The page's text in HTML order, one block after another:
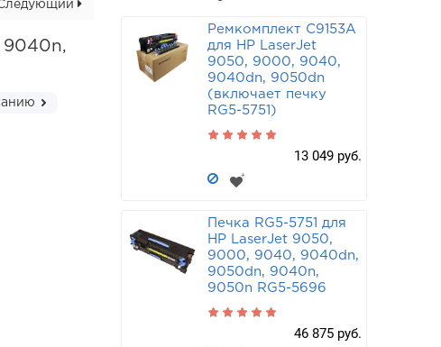
9040n,
Ремкомплект C9153A
для HP LaserJet
9050, 9000, 9040,
9040dn, 9050dn
(включает печку
RG5-5751)
13 049 руб.
Печка RG5-5751 для
HP LaserJet 9050,
9000, 9040, 9040dn,
9050dn, 9040n,
9050n RG5-5696
46 875 руб.